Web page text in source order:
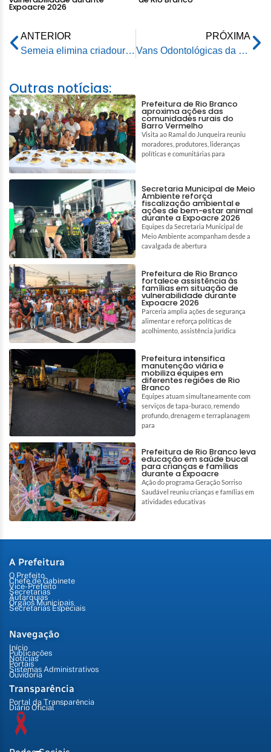
Expoacre 2026
ANTERIOR
Semeia elimina criadouros do mosquito da dengue no Horto Florestal
PRÓXIMA
Vans Odontológicas da Prefeitura seguem com atendimentos na regional da Conquista
Outras notícias:
Prefeitura de Rio Branco
aproxima ações das
comunidades rurais do
Barro Vermelho
Visita ao Ramal do Junqueira reuniu
moradores, produtores, lideranças
políticas e comunitárias para
Secretaria Municipal de Meio
Ambiente reforça
fiscalização ambiental e
ações de bem-estar animal
durante a Expoacre 2026
Equipes da Secretaria Municipal de
Meio Ambiente acompanham desde a
cavalgada de abertura
Prefeitura de Rio Branco
fortalece assistência às
famílias em situação de
vulnerabilidade durante
Expoacre 2026
Parceria amplia ações de segurança
alimentar e reforça políticas de
acolhimento, assistência jurídica
Prefeitura intensifica
manutenção viária e
mobiliza equipes em
diferentes regiões de Rio
Branco
Equipes atuam simultaneamente com
serviços de tapa-buraco, remendo
profundo, drenagem e terraplanagem
para
Prefeitura de Rio Branco leva
educação em saúde bucal
para crianças e famílias
durante a Expoacre
Ação do programa Geração Sorriso
Saudável reuniu crianças e famílias em
atividades educativas
A Prefeitura
O Prefeito
Chefe de Gabinete
Vice-Prefeito
Secretarias
Autarquias
Órgãos Municipais
Secretarias Especiais
Navegação
Início
Publicações
Notícias
Portais
Sistemas Administrativos
Ouvidoria
Transparência
Portal da Transparência
Diário Oficial